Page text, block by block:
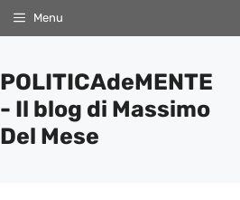
Menu
POLITICAdeMENTE
- Il blog di Massimo
Del Mese